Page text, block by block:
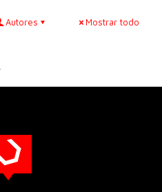
Autores Mostrar todo